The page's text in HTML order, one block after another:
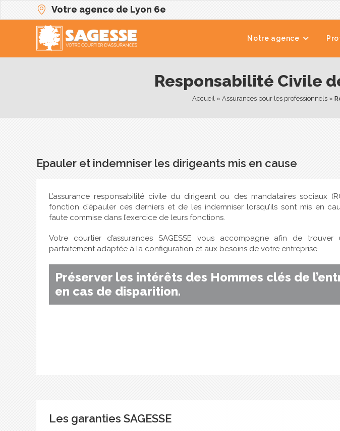
Votre agence de Lyon 6e
Notre agence
Responsabilité Civile
Accueil » Assurances pour les professionnels »
Epauler et indemniser les dirigeants mis en cause
L’assurance responsabilité civile du dirigeant ou des mandataires sociaux
fonction d’épauler ces derniers et de les indemniser lorsqu’ils sont mis en
faute commise dans l’exercice de leurs fonctions.
Votre courtier d’assurances SAGESSE vous accompagne afin de trouver
parfaitement adaptée à la configuration et aux besoins de votre entreprise.
Préserver les intérêts des Hommes clés de
en cas de disparition.
Les garanties SAGESSE